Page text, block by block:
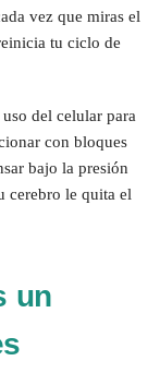
vez que miras el
tu ciclo de
del celular para
con bloques
bajo la presión
cerebro le quita el
un